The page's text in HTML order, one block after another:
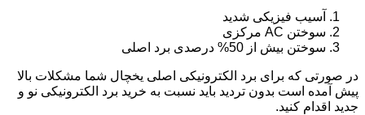
آسیب فیزیکی شدید
سوختن AC مرکزی
سوختن بیش از 50% درصدی برد اصلی
در صورتی که برای برد الکترونیکی اصلی یخچال شما مشکلات بالا
پیش آمده است بدون تردید باید نسبت به خرید برد الکترونیکی نو و
جدید اقدام کنید.